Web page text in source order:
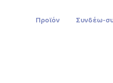
Προϊόν Συνδέω-